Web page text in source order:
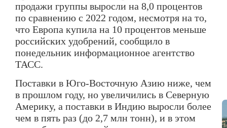
продажи группы выросли на 8,0 процентов
по сравнению с 2022 годом, несмотря на то,
что Европа купила на 10 процентов меньше
российских удобрений, сообщило в
понедельник информационное агентство
ТАСС.
Поставки в Юго-Восточную Азию ниже, чем
в прошлом году, но увеличились в Северную
Америку, а поставки в Индию выросли более
чем в пять раз (до 2,7 млн тонн), и в этом